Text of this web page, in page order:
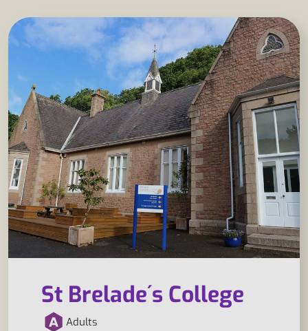
St Brelade´s College
Adults